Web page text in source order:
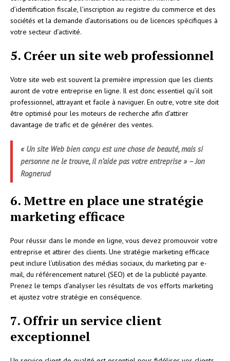
d’identification fiscale, l’inscription au registre du commerce et des
sociétés et la demande d’autorisations ou de licences spécifiques à
votre secteur d’activité.
5. Créer un site web professionnel
Votre site web est souvent la première impression que les clients
auront de votre entreprise en ligne. Il est donc essentiel qu’il soit
professionnel, attrayant et facile à naviguer. En outre, votre site doit
être optimisé pour les moteurs de recherche afin d’attirer
davantage de trafic et de générer des ventes.
« Un site Web bien conçu est une chose de beauté, mais si
personne ne le trouve, il n’aide pas votre entreprise » – Jon
Rognerud
6. Mettre en place une stratégie
marketing efficace
Pour réussir dans le monde en ligne, vous devez promouvoir votre
entreprise et attirer des clients. Une stratégie marketing efficace
peut inclure l’utilisation des médias sociaux, du marketing par e-
mail, du référencement naturel (SEO) et de la publicité payante.
Prenez le temps d’analyser les résultats de vos efforts marketing
et ajustez votre stratégie en conséquence.
7. Offrir un service client
exceptionnel